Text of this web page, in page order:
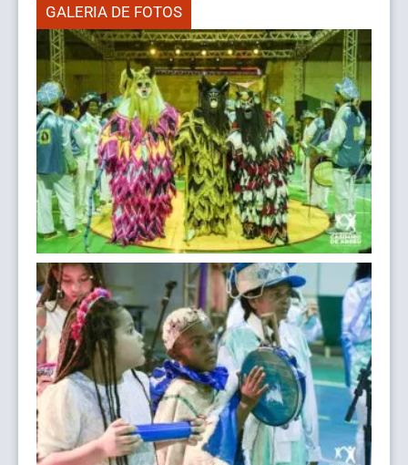
GALERIA DE FOTOS